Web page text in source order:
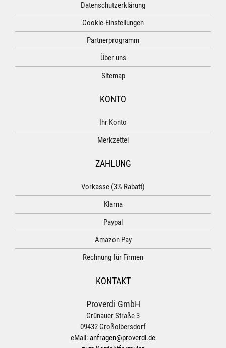
Datenschutzerklärung
Cookie-Einstellungen
Partnerprogramm
Über uns
Sitemap
KONTO
Ihr Konto
Merkzettel
ZAHLUNG
Vorkasse (3% Rabatt)
Klarna
Paypal
Amazon Pay
Rechnung für Firmen
KONTAKT
Proverdi GmbH
Grünauer Straße 3
09432 Großolbersdorf
eMail: anfragen@proverdi.de